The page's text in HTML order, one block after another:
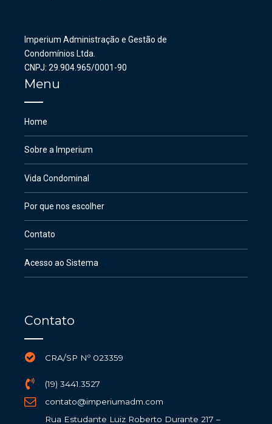
Imperium Administração e Gestão de
Condomínios Ltda.
CNPJ: 29.904.965/0001-90
Menu
Home
Sobre a Imperium
Vida Condominal
Por que nos escolher
Contato
Acesso ao Sistema
Contato
CRA/SP Nº 023359
(19) 3441.3527
contato@imperiumadm.com
Rua Estudante Luiz Roberto Durante 217 –